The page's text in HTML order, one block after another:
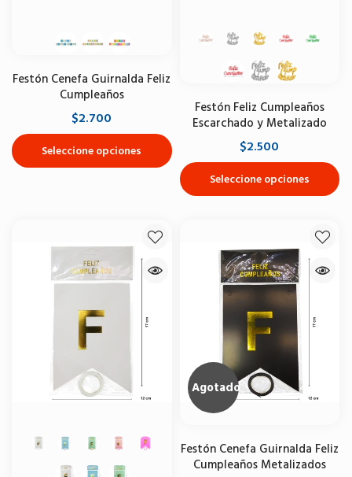
Festón Cenefa Guirnalda Feliz
Cumpleaños
$2.700
Seleccione opciones
Festón Feliz Cumpleaños
Escarchado y Metalizado
$2.500
Seleccione opciones
Agotado
Festón Cenefa Guirnalda Feliz
Cumpleaños Metalizados